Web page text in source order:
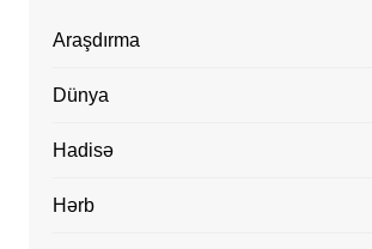
Araşdırma
Dünya
Hadisə
Hərb